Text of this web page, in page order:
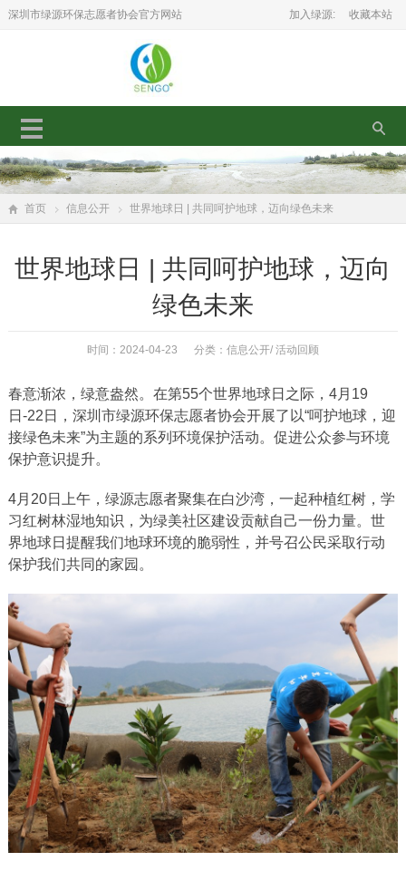
深圳市绿源环保志愿者协会官方网站 加入绿源: 收藏本站
首页 信息公开 世界地球日 | 共同呵护地球，迈向绿色未来
世界地球日 | 共同呵护地球，迈向
绿色未来
时间：2024-04-23 分类： 信息公开/ 活动回顾
春意渐浓，绿意盎然。在第55个世界地球日之际，4月19
日-22日，深圳市绿源环保志愿者协会开展了以“呵护地球，迎
接绿色未来”为主题的系列环境保护活动。促进公众参与环境
保护意识提升。
4月20日上午，绿源志愿者聚集在白沙湾，一起种植红树，学
习红树林湿地知识，为绿美社区建设贡献自己一份力量。世
界地球日提醒我们地球环境的脆弱性，并号召公民采取行动
保护我们共同的家园。